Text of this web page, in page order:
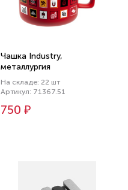
Чашка Industry,
металлургия
На складе: 22 шт
Артикул: 71367.51
750 ₽